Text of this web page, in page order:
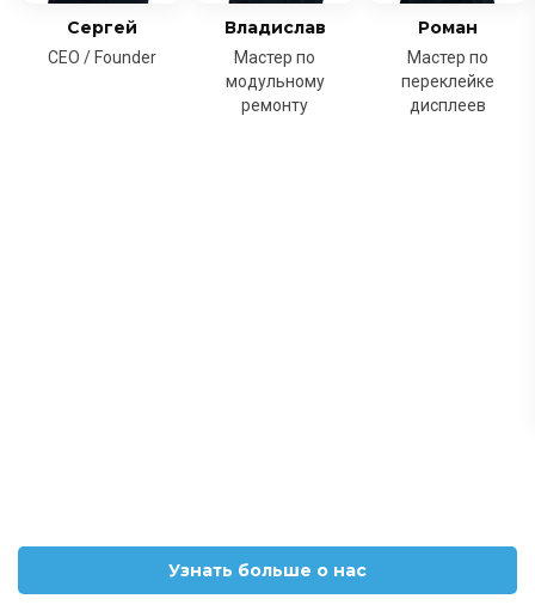
Сергей
CEO / Founder
Владислав
Мастер по
модульному
ремонту
Роман
Мастер по
переклейке
дисплеев
Узнать больше о нас